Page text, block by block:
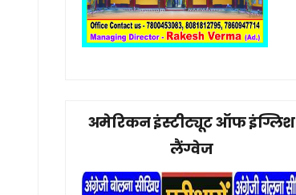
अमेरिकन इंस्टीट्यूट ऑफ इंग्लिश
लैंग्वेज